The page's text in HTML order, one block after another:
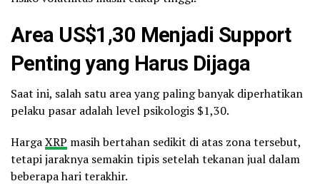
Area US$1,30 Menjadi Support
Penting yang Harus Dijaga
Saat ini, salah satu area yang paling banyak diperhatikan
pelaku pasar adalah level psikologis $1,30.
HargaXRP masih bertahan sedikit di atas zona tersebut,
tetapi jaraknya semakin tipis setelah tekanan jual dalam
beberapa hari terakhir.